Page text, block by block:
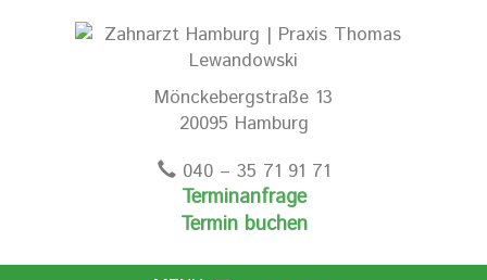
Mönckebergstraße 13
20095 Hamburg
040 – 35 71 91 71
Terminanfrage
Termin buchen